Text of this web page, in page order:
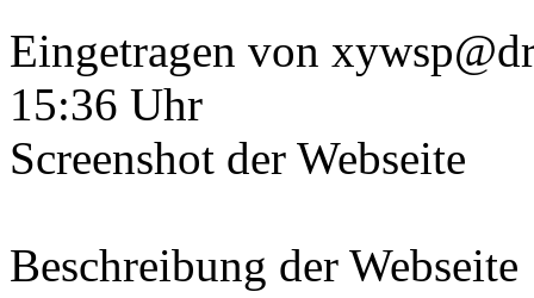
Eingetragen von
15:36 Uhr
Screenshot der Webseite
Beschreibung der Webseite